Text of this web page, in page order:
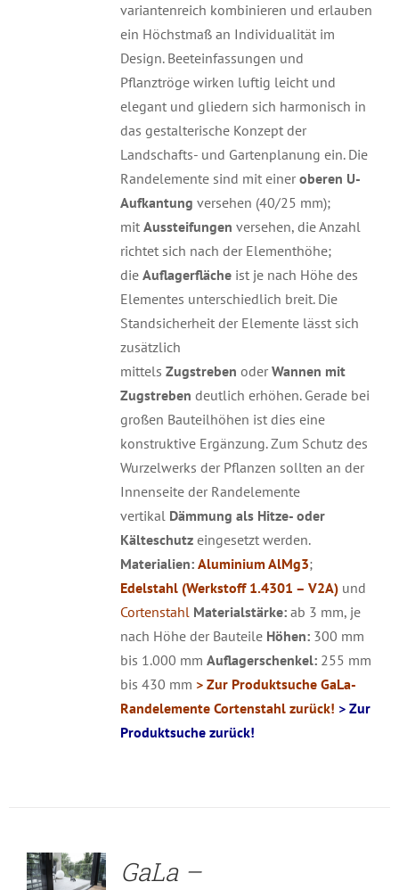
variantenreich kombinieren und erlauben
ein Höchstmaß an Individualität im
Design. Beeteinfassungen und
Pflanztröge wirken luftig leicht und
elegant und gliedern sich harmonisch in
das gestalterische Konzept der
Landschafts- und Gartenplanung ein. Die
Randelemente sind mit einer oberen U-
Aufkantung versehen (40/25 mm);
mit Aussteifungen versehen, die Anzahl
richtet sich nach der Elementhöhe;
die Auflagerflächeist je nach Höhe des
Elementes unterschiedlich breit. Die
Standsicherheit der Elemente lässt sich
zusätzlich
mittels Zugstreben oder Wannen mit
Zugstreben deutlich erhöhen. Gerade bei
großen Bauteilhöhen ist dies eine
konstruktive Ergänzung. Zum Schutz des
Wurzelwerks der Pflanzen sollten an der
Innenseite der Randelemente
vertikal Dämmung als Hitze- oder
Kälteschutzeingesetzt werden.
Materialien: Aluminium AlMg3;
Edelstahl (Werkstoff 1.4301 – V2A) und
Cortenstahl Materialstärke:ab 3 mm, je
nach Höhe der Bauteile Höhen:300 mm
bis 1.000 mm Auflagerschenkel:255 mm
bis 430 mm > Zur Produktsuche GaLa-
Randelemente Cortenstahl zurück! > Zur
Produktsuche zurück!
GaLa –